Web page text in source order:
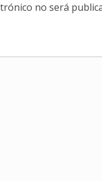
no será